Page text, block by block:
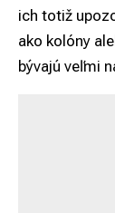
ich totiž
ako kolóny
bývajú veľmi